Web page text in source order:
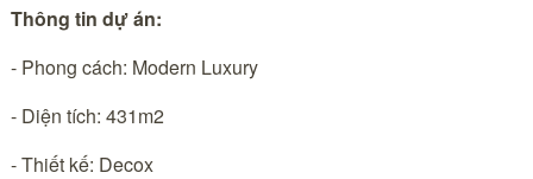
Thông tin dự án:
- Phong cách: Modern Luxury
- Diện tích: 431m2
- Thiết kế: Decox